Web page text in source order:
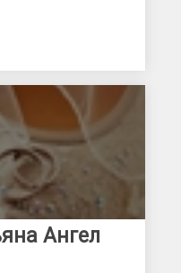
Ангел